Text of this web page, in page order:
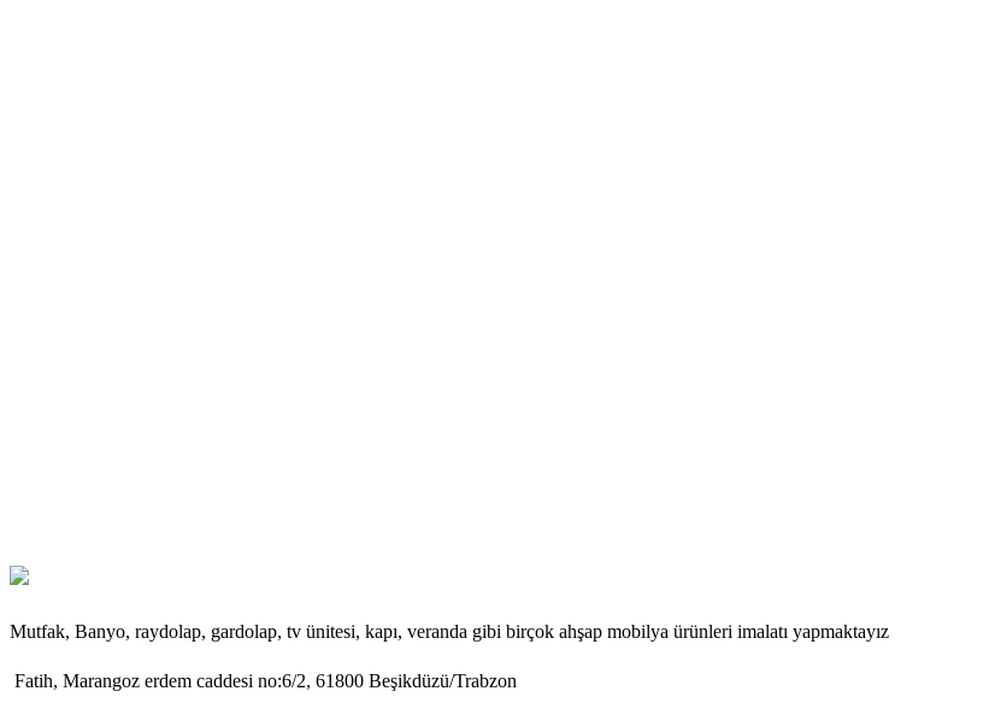
Mutfak, Banyo, raydolap, gardolap, tv ünitesi, kapı, veranda gibi birçok ahşap mobilya ürünleri imalatı yapmaktayız
Fatih, Marangoz erdem caddesi no:6/2, 61800 Beşikdüzü/Trabzon